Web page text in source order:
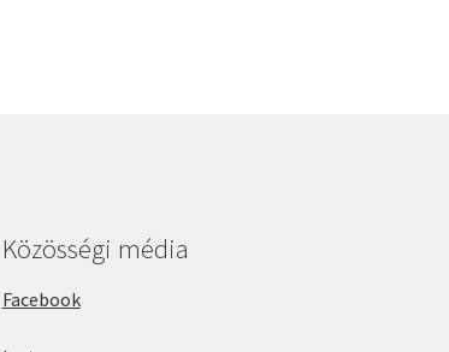
Közösségi média
Facebook